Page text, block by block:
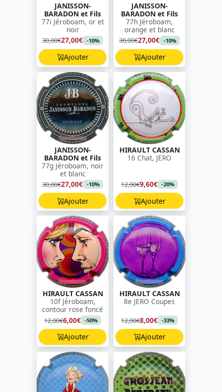
JANISSON-
BARADON et Fils
77i Jéroboam, or et
noir
30,00€27,00€ -10%
Ajouter
JANISSON-
BARADON et Fils
77h Jéroboam,
orange et blanc
30,00€27,00€ -10%
Ajouter
JANISSON-
BARADON et Fils
77g Jéroboam, noir
et blanc
30,00€27,00€ -10%
Ajouter
HIRAULT CASSAN
16 Chat, JERO
12,00€9,60€ -20%
Ajouter
HIRAULT CASSAN
10f Jéroboam,
contour rose foncé
12,00€6,00€ -50%
Ajouter
HIRAULT CASSAN
8e JERO Coupes
12,00€8,00€ -33%
Ajouter